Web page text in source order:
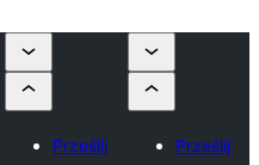
Prześlij
Prześlij